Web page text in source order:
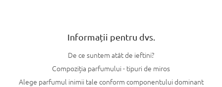
Informații pentru dvs.
De ce suntem atât de ieftini?
Compoziția parfumului - tipuri de miros
Alege parfumul inimii tale conform componentului dominant